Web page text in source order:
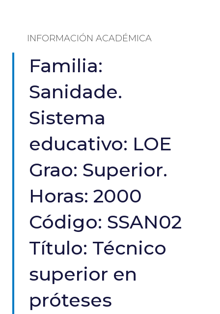
INFORMACIÓN ACADÉMICA
Familia:
Sanidade.
Sistema
educativo: LOE
Grao: Superior.
Horas: 2000
Código: SSAN02
Título: Técnico
superior en
próteses